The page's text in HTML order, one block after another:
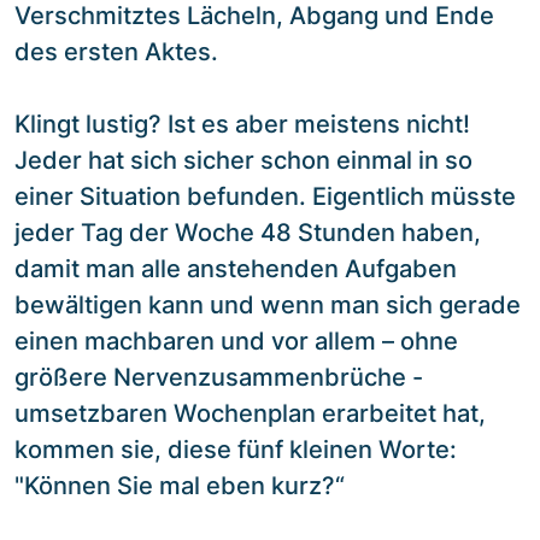
Verschmitztes Lächeln, Abgang und Ende
des ersten Aktes.
Klingt lustig? Ist es aber meistens nicht!
Jeder hat sich sicher schon einmal in so
einer Situation befunden. Eigentlich müsste
jeder Tag der Woche 48 Stunden haben,
damit man alle anstehenden Aufgaben
bewältigen kann und wenn man sich gerade
einen machbaren und vor allem – ohne
größere Nervenzusammenbrüche -
umsetzbaren Wochenplan erarbeitet hat,
kommen sie, diese fünf kleinen Worte:
"Können Sie mal eben kurz?“